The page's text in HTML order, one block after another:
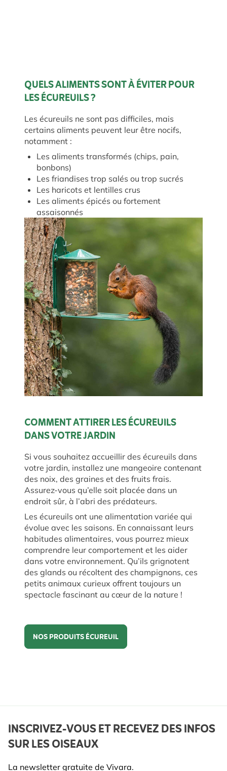
QUELS ALIMENTS SONT À ÉVITER POUR
LES ÉCUREUILS ?
Les écureuils ne sont pas difficiles, mais
certains aliments peuvent leur être nocifs,
notamment :
Les aliments transformés (chips, pain,
bonbons)
Les friandises trop salés ou trop sucrés
Les haricots et lentilles crus
Les aliments épicés ou fortement
assaisonnés
COMMENT ATTIRER LES ÉCUREUILS
DANS VOTRE JARDIN
Si vous souhaitez accueillir des écureuils dans
votre jardin, installez une mangeoire contenant
des noix, des graines et des fruits frais.
Assurez-vous qu’elle soit placée dans un
endroit sûr, à l’abri des prédateurs.
Les écureuils ont une alimentation variée qui
évolue avec les saisons. En connaissant leurs
habitudes alimentaires, vous pourrez mieux
comprendre leur comportement et les aider
dans votre environnement. Qu’ils grignotent
des glands ou récoltent des champignons, ces
petits animaux curieux offrent toujours un
spectacle fascinant au cœur de la nature !
NOS PRODUITS ÉCUREUIL
INSCRIVEZ-VOUS ET RECEVEZ DES INFOS
SUR LES OISEAUX
La newsletter gratuite de Vivara.